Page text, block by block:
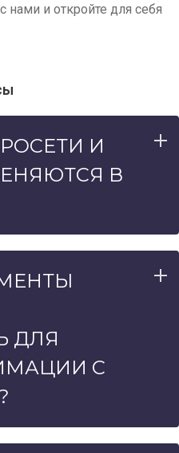
нами и откройте для себя
И
В
ДЛЯ
С